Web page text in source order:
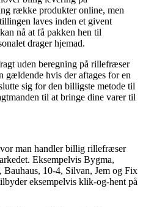
række produkter online, men
laves inden et givent
nå at få pakken hen til
drager hjemad.
uden beregning på rillefræser
gældende hvis der aftages for en
sig for den billigste metode til
til at bringe dine varer til
man handler billig rillefræser
Eksempelvis Bygma,
10-4, Silvan, Jem og Fix
eksempelvis klik-og-hent på